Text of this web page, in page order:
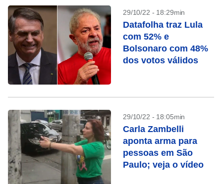
29/10/22 - 18:29min
Datafolha traz Lula
com 52% e
Bolsonaro com 48%
dos votos válidos
29/10/22 - 18:05min
Carla Zambelli
aponta arma para
pessoas em São
Paulo; veja o vídeo